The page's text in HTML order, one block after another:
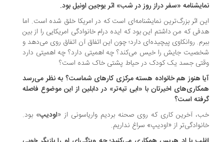
«سفر دراز روز در شب» اثر یوجین اونیل بود.
اثر بزرگ‌ترین نمایشنامه‌ای است که در امریکا خلق شده است. اما
که من داشتم این بود که ایده درام خانوادگی امریکایی را از بین
روانکاوی پیچیده‌ای دارد؛ چون این اتفاق آن اتفاق روی می‌دهد و
جایش را خیس می‌کند؟ چه اهمیتی دارد؟ چه اهمیتی دارد
جسد یک کودک در حیاط پشتی خاک شده است؟
هنوز هم خانواده هسته مرکزی کارهای شماست؟ به نظر می‌رسد
اخیرتان با «ابی تیه‌تر» در دابلین از این موضوع فاصله
است؟
آخرین کاری که روی صحنه بردیم واریاسونی از «اودیپ» بود.
از «اودیپ» سراغ نداریم.